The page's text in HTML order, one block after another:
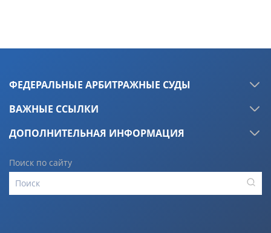
ФЕДЕРАЛЬНЫЕ АРБИТРАЖНЫЕ СУДЫ
ВАЖНЫЕ ССЫЛКИ
ДОПОЛНИТЕЛЬНАЯ ИНФОРМАЦИЯ
Поиск по сайту